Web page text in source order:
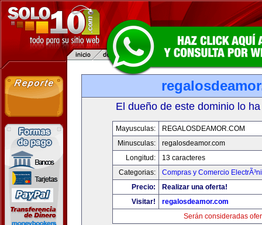
El dueño de este dominio lo
Mayusculas:
REGALOSDEAMOR.COM
Minusculas:
regalosdeamor.com
Longitud:
13 caracteres
Categorias:
Compras y Comercio
Precio:
Realizar una oferta!
Visitar!
regalosdeamor.com
Serán consideradas